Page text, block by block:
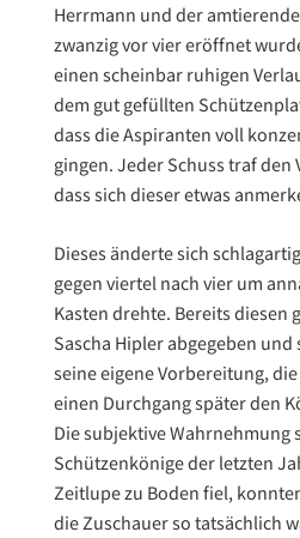
Herrmann und der
zwanzig vor vier eröffnet
einen scheinbar ruhigen
dem gut gefüllten
dass die Aspiranten voll
gingen. Jeder Schuss traf
dass sich dieser etwas
Dieses änderte sich
gegen viertel nach vier um
Kasten drehte. Bereits diesen
Sascha Hipler abgegeben
seine eigene Vorbereitung,
einen Durchgang später den
Die subjektive Wahrnehmung
Schützenkönige der letzten
Zeitlupe zu Boden fiel,
die Zuschauer so tatsächlich